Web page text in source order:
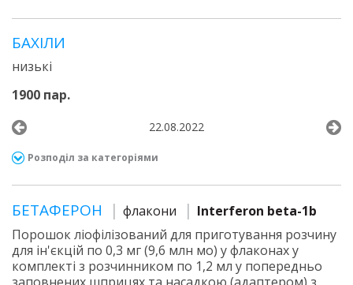
БАХІЛИ
низькі
1900 пар.
22.08.2022
Розподіл за категоріями
БЕТАФЕРОН флакони
Interferon beta-1b
Порошок ліофілізований для приготування розчину
для ін'єкцій по 0,3 мг (9,6 млн мо) у флаконах у
комплекті з розчинником по 1,2 мл у попередньо